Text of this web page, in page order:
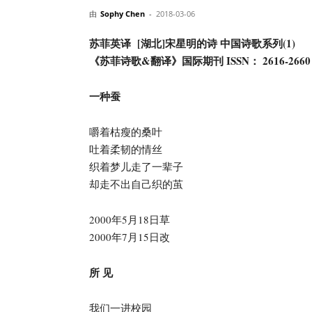
网-
年
由 Sophy Chen - 2018-03-06
苏菲英译 [湖北]宋星明的诗 中国诗歌系列(1)
《苏菲诗歌&翻译》国际期刊 ISSN： 2616-2660
一种蚕
嚼着枯瘦的桑叶
吐着柔韧的情丝
织着梦儿走了一辈子
却走不出自己织的茧
2000年5月18日草
2000年7月15日改
所 见
我们一进校园